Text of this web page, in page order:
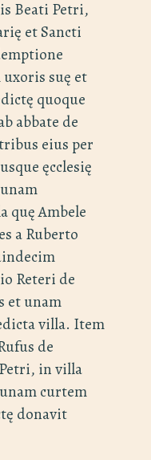
Beati Petri,
et Sancti
suę et
quoque
abbate de
eius per
ęcclesię
quę Ambele
a Ruberto
Reteri de
et unam
villa. Item
de
in villa
curtem
donavit